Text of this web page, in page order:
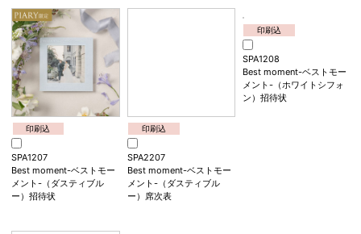
SPA2205
Best moment-ベストモー
メント-（エクリュベージ
ュ）席次表